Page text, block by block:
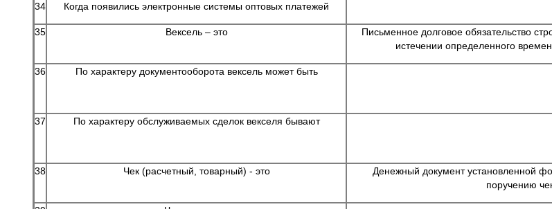
34 Когда появились электронные системы оптовых платежей
35 Вексель – это
Письменное долговое обязательство
истечении определенного
36 По характеру документооборота вексель может быть
37 По характеру обслуживаемых сделок векселя бывают
38 Чек (расчетный, товарный) - это
Денежный документ установленной
поручению